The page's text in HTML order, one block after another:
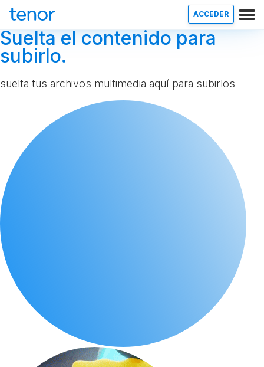
ACCEDER
Suelta el contenido para
subirlo.
suelta tus archivos multimedia aquí para subirlos